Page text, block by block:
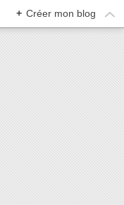
+ Créer mon blog